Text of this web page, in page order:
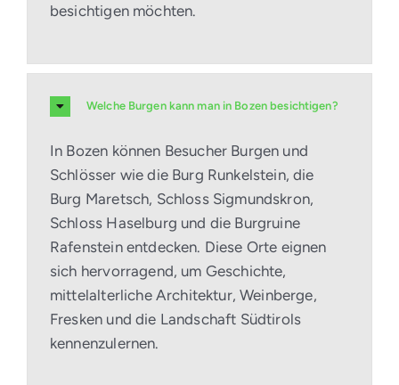
besichtigen möchten.
Welche Burgen kann man in Bozen besichtigen?
In Bozen können Besucher Burgen und
Schlösser wie die Burg Runkelstein, die
Burg Maretsch, Schloss Sigmundskron,
Schloss Haselburg und die Burgruine
Rafenstein entdecken. Diese Orte eignen
sich hervorragend, um Geschichte,
mittelalterliche Architektur, Weinberge,
Fresken und die Landschaft Südtirols
kennenzulernen.